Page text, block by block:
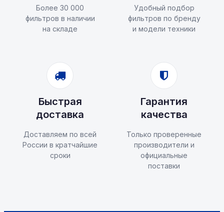
Более 30 000
фильтров в наличии
на складе
Удобный подбор
фильтров по бренду
и модели техники
Быстрая
доставка
Доставляем по всей
России в кратчайшие
сроки
Гарантия
качества
Только проверенные
производители и
официальные
поставки